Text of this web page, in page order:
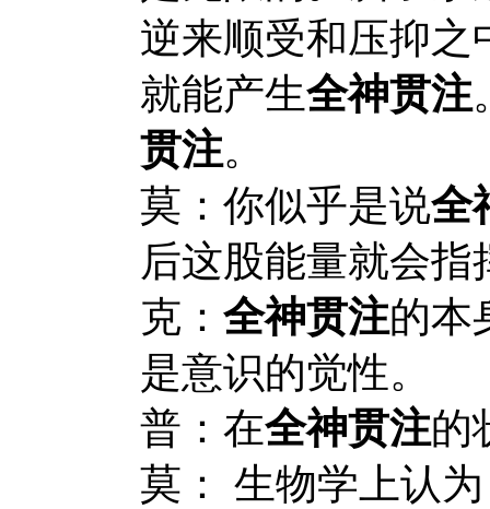
逆来顺受和压抑之
就能产生全神贯注
贯注。
莫：你似乎是说全
后这股能量就会指
克： 全神贯注的本
是意识的觉性。
普：在全神贯注的
莫： 生物学上认